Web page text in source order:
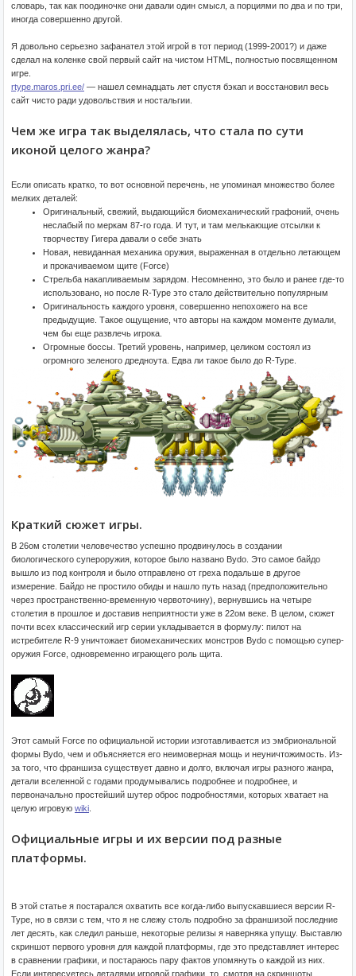
словарь, так как поодиночке они давали один смысл, а порциями по два и по три,
иногда совершенно другой.
Я довольно серьезно зафанател этой игрой в тот период (1999-2001?) и даже
сделал на коленке свой первый сайт на чистом HTML, полностью посвященном
игре.
rtype.maros.pri.ee/ — нашел семнадцать лет спустя бэкап и восстановил весь
сайт чисто ради удовольствия и ностальгии.
Чем же игра так выделялась, что стала по сути
иконой целого жанра?
Если описать кратко, то вот основной перечень, не упоминая множество более
мелких деталей:
Оригинальный, свежий, выдающийся биомеханический графоний, очень
неслабый по меркам 87-го года. И тут, и там мелькающие отсылки к
творчеству Гигера давали о себе знать
Новая, невиданная механика оружия, выраженная в отдельно летающем
и прокачиваемом щите (Force)
Стрельба накапливаемым зарядом. Несомненно, это было и ранее где-то
использовано, но после R-Type это стало действительно популярным
Оригинальность каждого уровня, совершенно непохожего на все
предыдущие. Такое ощущение, что авторы на каждом моменте думали,
чем бы еще развлечь игрока.
Огромные боссы. Третий уровень, например, целиком состоял из
огромного зеленого дредноута. Едва ли такое было до R-Type.
Краткий сюжет игры.
В 26ом столетии человечество успешно продвинулось в создании
биологического супероружия, которое было названо Bydo. Это самое байдо
вышло из под контроля и было отправлено от греха подальше в другое
измерение. Байдо не простило обиды и нашло путь назад (предположительно
через пространственно-временную червоточину), вернувшись на четыре
столетия в прошлое и доставив неприятности уже в 22ом веке. В целом, сюжет
почти всех классический игр серии укладывается в формулу: пилот на
истребителе R-9 уничтожает биомеханических монстров Bydo с помощью супер-
оружия Force, одновременно играющего роль щита.
Этот самый Force по официальной истории изготавливается из эмбриональной
формы Bydo, чем и объясняется его неимоверная мощь и неуничтожимость. Из-
за того, что франшиза существует давно и долго, включая игры разного жанра,
детали вселенной с годами продумывались подробнее и подробнее, и
первоначально простейший шутер оброс подробностями, которых хватает на
целую игровую wiki
Официальные игры и их версии под разные
платформы.
В этой статье я постарался охватить все когда-либо выпускавшиеся версии R-
Type, но в связи с тем, что я не слежу столь подробно за франшизой последние
лет десять, как следил раньше, некоторые релизы я наверняка упущу. Выставлю
скриншот первого уровня для каждой платформы, где это представляет интерес
в сравнении графики, и постараюсь пару фактов упомянуть о каждой из них.
Если интересуетесь деталями игровой графики, то, смотря на скриншоты,